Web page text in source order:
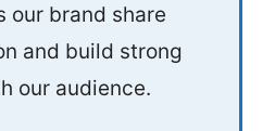
our brand share
and build strong
our audience.